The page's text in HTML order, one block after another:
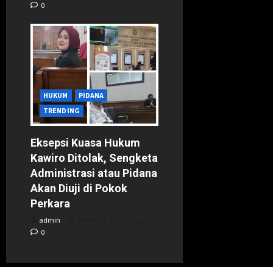
0
HUKUM
PIDANA
TRENDING
Eksepsi Kuasa Hukum
Kawiro Ditolak, Sengketa
Administrasi atau Pidana
Akan Diuji di Pokok
Perkara
admin
0